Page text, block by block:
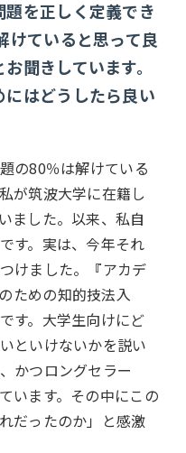
を正しく定義でき
けていると思って良
聞きしています。
はどうしたら良い
の80％は解けている
が筑波大学に在籍し
ました。以来、私自
す。実は、今年それ
けました。『アカデ
ための知的技法入
す。大学生向けにど
といけないかを説い
かつロングセラー
います。その中にこの
だったのか」と感激